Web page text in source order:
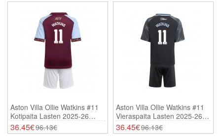
Aston Villa Ollie Watkins #11
Kotipaita Lasten 2025-26
Lyhythihainen (+ Shortsit)
36.45€96.13€
Aston Villa Ollie Watkins #11
Vieraspaita Lasten 2025-26
Lyhythihainen (+ Shortsit)
36.45€96.13€